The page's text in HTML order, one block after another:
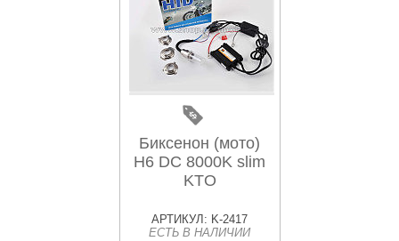
Биксенон (мото)
H6 DC 8000K slim
KTO
АРТИКУЛ: K-2417
ЕСТЬ В НАЛИЧИИ